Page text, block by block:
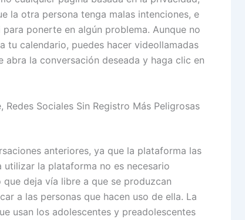
la otra persona tenga malas intenciones, e
ponerte en algún problema. Aunque no
tu calendario, puedes hacer videollamadas
abra la conversación deseada y haga clic en
Sociales Sin Registro Más Peligrosas
anteriores, ya que la plataforma las
la plataforma no es necesario
deja vía libre a que se produzcan
a las personas que hacen uso de ella. La
usan los adolescentes y preadolescentes